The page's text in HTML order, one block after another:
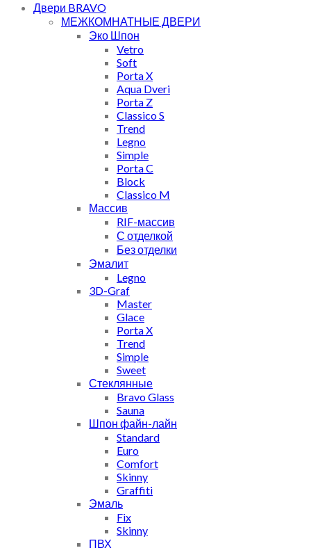
Двери BRAVO
МЕЖКОМНАТНЫЕ ДВЕРИ
Эко Шпон
Vetro
Soft
Porta X
Aqua Dveri
Porta Z
Classico S
Trend
Legno
Simple
Porta C
Block
Classico M
Массив
RIF-массив
С отделкой
Без отделки
Эмалит
Legno
3D-Graf
Master
Glace
Porta X
Trend
Simple
Sweet
Стеклянные
Bravo Glass
Sauna
Шпон файн-лайн
Standard
Euro
Comfort
Skinny
Graffiti
Эмаль
Fix
Skinny
ПВХ